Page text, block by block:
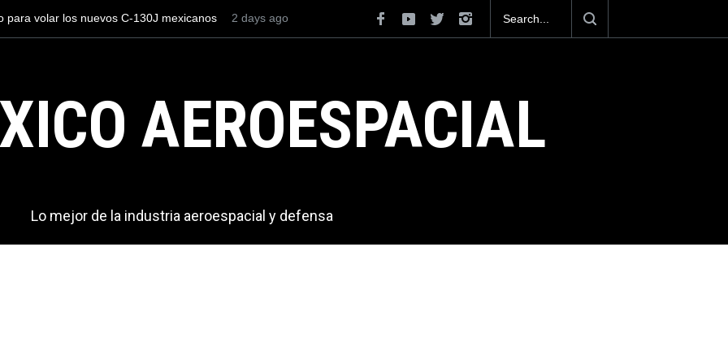
el AIFA está entre los aeropuertos con
La industria naval mexicana construirá 32 BUQUES para la
2 days ago
AEROESPACIAL
Lo mejor de la industria aeroespacial y defensa